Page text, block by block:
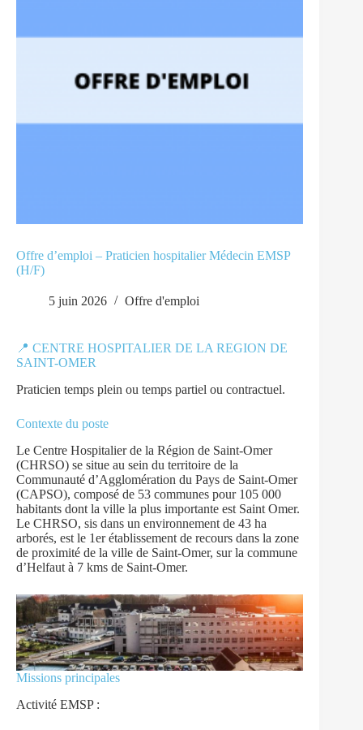
Offre d’emploi – Praticien hospitalier Médecin EMSP
(H/F)
5 juin 2026 Offre d'emploi
📍 CENTRE HOSPITALIER DE LA REGION DE
SAINT-OMER
Praticien temps plein ou temps partiel ou contractuel.
Contexte du poste
Le Centre Hospitalier de la Région de Saint-Omer
(CHRSO) se situe au sein du territoire de la
Communauté d’Agglomération du Pays de Saint-Omer
(CAPSO), composé de 53 communes pour 105 000
habitants dont la ville la plus importante est Saint Omer.
Le CHRSO, sis dans un environnement de 43 ha
arborés, est le 1er établissement de recours dans la zone
de proximité de la ville de Saint-Omer, sur la commune
d’Helfaut à 7 kms de Saint-Omer.
Missions principales
Activité EMSP :